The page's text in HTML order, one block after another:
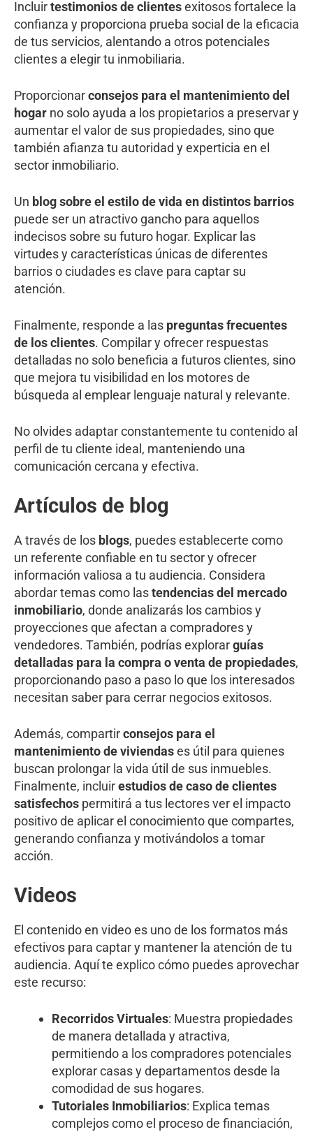
Incluirtestimonios de clientesexitosos fortalece la
confianza y proporciona prueba social de la eficacia
de tus servicios, alentando a otros potenciales
clientes a elegir tu inmobiliaria.
Proporcionarconsejos para el mantenimiento del
hogar no solo ayuda a los propietarios a preservar y
aumentar el valor de sus propiedades, sino que
también afianza tu autoridad y experticia en el
sector inmobiliario.
Un blog sobre el estilo de vida en distintos barrios
puede ser un atractivo gancho para aquellos
indecisos sobre su futuro hogar. Explicar las
virtudes y características únicas de diferentes
barrios o ciudades es clave para captar su
atención.
Finalmente, responde a las preguntas frecuentes
de los clientes. Compilar y ofrecer respuestas
detalladas no solo beneficia a futuros clientes, sino
que mejora tu visibilidad en los motores de
búsqueda al emplear lenguaje natural y relevante.
No olvides adaptar constantemente tu contenido al
perfil de tu cliente ideal, manteniendo una
comunicación cercana y efectiva.
Artículos de blog
A través de los blogs, puedes establecerte como
un referente confiable en tu sector y ofrecer
información valiosa a tu audiencia. Considera
abordar temas como lastendencias del mercado
inmobiliario, donde analizarás los cambios y
proyecciones que afectan a compradores y
vendedores. También, podrías explorarguías
detalladas para la compra o venta de propiedades,
proporcionando paso a paso lo que los interesados
necesitan saber para cerrar negocios exitosos.
Además, compartirconsejos para el
mantenimiento de viviendases útil para quienes
buscan prolongar la vida útil de sus inmuebles.
Finalmente, incluirestudios de caso de clientes
satisfechos permitirá a tus lectores ver el impacto
positivo de aplicar el conocimiento que compartes,
generando confianza y motivándolos a tomar
acción.
Videos
El contenido en video es uno de los formatos más
efectivos para captar y mantener la atención de tu
audiencia. Aquí te explico cómo puedes aprovechar
este recurso:
Recorridos Virtuales: Muestra propiedades
de manera detallada y atractiva,
permitiendo a los compradores potenciales
explorar casas y departamentos desde la
comodidad de sus hogares.
Tutoriales Inmobiliarios: Explica temas
complejos como el proceso de financiación,